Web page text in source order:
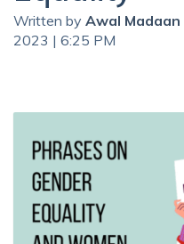
Written by Awal Madaan
2023 | 6:25 PM